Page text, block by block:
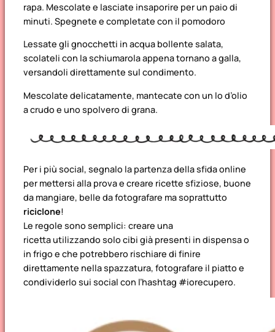
rapa. Mescolate e lasciate insaporire per un paio di
minuti. Spegnete e completate con il pomodoro
Lessate gli gnocchetti in acqua bollente salata,
scolateli con la schiumarola appena tornano a galla,
versandoli direttamente sul condimento.
Mescolate delicatamente, mantecate con un lo d’olio
a crudo e uno spolvero di grana.
Per i più social, segnalo la partenza della sfida online
per mettersi alla prova e creare ricette sfiziose, buone
da mangiare, belle da fotografare ma soprattutto
riciclone!
Le regole sono semplici: creare una
ricetta utilizzando solo cibi già presenti in dispensa o
in frigo e che potrebbero rischiare di finire
direttamente nella spazzatura, fotografare il piatto e
condividerlo sui social con l’hashtag #iorecupero.